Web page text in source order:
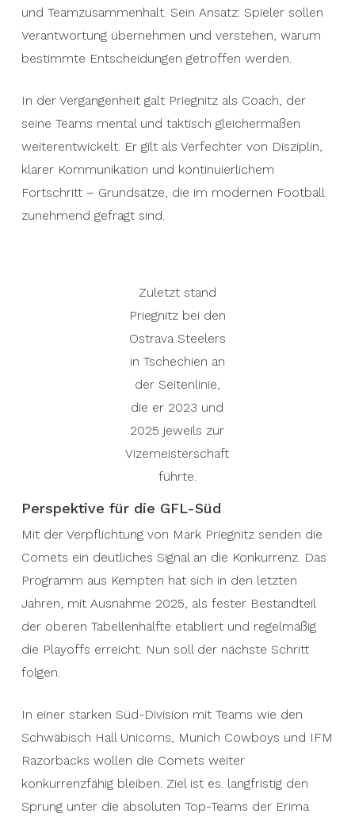
und Teamzusammenhalt. Sein Ansatz: Spieler sollen
Verantwortung übernehmen und verstehen, warum
bestimmte Entscheidungen getroffen werden.
In der Vergangenheit galt Priegnitz als Coach, der
seine Teams mental und taktisch gleichermaßen
weiterentwickelt. Er gilt als Verfechter von Disziplin,
klarer Kommunikation und kontinuierlichem
Fortschritt – Grundsätze, die im modernen Football
zunehmend gefragt sind.
Zuletzt stand
Priegnitz bei den
Ostrava Steelers
in Tschechien an
der Seitenlinie,
die er 2023 und
2025 jeweils zur
Vizemeisterschaft
führte.
Perspektive für die GFL-Süd
Mit der Verpflichtung von Mark Priegnitz senden die
Comets ein deutliches Signal an die Konkurrenz. Das
Programm aus Kempten hat sich in den letzten
Jahren, mit Ausnahme 2025, als fester Bestandteil
der oberen Tabellenhälfte etabliert und regelmäßig
die Playoffs erreicht. Nun soll der nächste Schritt
folgen.
In einer starken Süd-Division mit Teams wie den
Schwäbisch Hall Unicorns, Munich Cowboys und IFM
Razorbacks wollen die Comets weiter
konkurrenzfähig bleiben. Ziel ist es. langfristig den
Sprung unter die absoluten Top-Teams der Erima